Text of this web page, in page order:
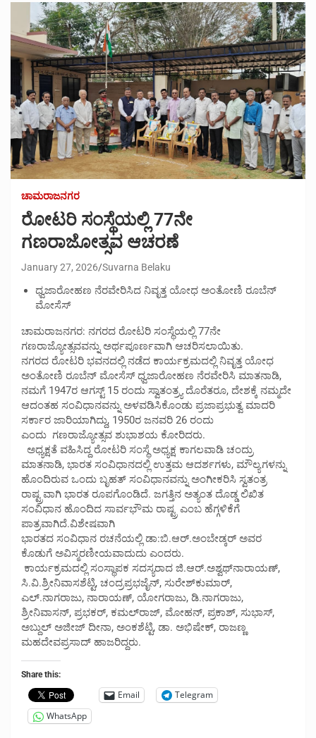
ಚಾಮರಾಜನಗರ
ರೋಟರಿ ಸಂಸ್ಥೆಯಲ್ಲಿ 77ನೇ
ಗಣರಾಜೋತ್ಸವ ಆಚರಣೆ
January 27, 2026 Suvarna Belaku
ಧ್ವಜಾರೋಹಣ ನೆರವೇರಿಸಿದ ನಿವೃತ್ತ ಯೋಧ ಅಂತೋಣಿ ರೂಬೆನ್
ಮೋಸೆಸ್
ಚಾಮರಾಜನಗರ: ನಗರದ ರೋಟರಿ ಸಂಸ್ಥೆಯಲ್ಲಿ 77ನೇ
ಗಣರಾಜ್ಯೋತ್ಸವವನ್ನು ಅರ್ಥಪೂರ್ಣವಾಗಿ ಆಚರಿಸಲಾಯಿತು.
ನಗರದ ರೋಟರಿ ಭವನದಲ್ಲಿ ನಡೆದ ಕಾರ್ಯಕ್ರಮದಲ್ಲಿ ನಿವೃತ್ತ ಯೋಧ
ಅಂತೋಣಿ ರೂಬೆನ್ ಮೋಸೆಸ್ ಧ್ವಜಾರೋಹಣ ನೆರವೇರಿಸಿ ಮಾತನಾಡಿ,
ನಮಗೆ 1947ರ ಆಗಸ್ಟ್ 15 ರಂದು ಸ್ವಾತಂತ್ರ್ಯ ದೊರೆತರೂ, ದೇಶಕ್ಕೆ ನಮ್ಮದೇ
ಆದಂತಹ ಸಂವಿಧಾನವನ್ನು ಅಳವಡಿಸಿಕೊಂಡು ಪ್ರಜಾಪ್ರಭುತ್ವ ಮಾದರಿ
ಸರ್ಕಾರ ಜಾರಿಯಾಗಿದ್ದು, 1950ರ ಜನವರಿ 26 ರಂದು
ಎಂದು ಗಣರಾಜ್ಯೋತ್ಸವ ಶುಭಾಶಯ ಕೋರಿದರು.
ಅಧ್ಯಕ್ಷತೆ ವಹಿಸಿದ್ದ ರೋಟರಿ ಸಂಸ್ಥೆ ಅಧ್ಯಕ್ಷ ಕಾಗಲವಾಡಿ ಚಂದ್ರು
ಮಾತನಾಡಿ, ಭಾರತ ಸಂವಿಧಾನದಲ್ಲಿ ಉತ್ತಮ ಆದರ್ಶಗಳು, ಮೌಲ್ಯಗಳನ್ನು
ಹೊಂದಿರುವ ಒಂದು ಬೃಹತ್ ಸಂವಿಧಾನವನ್ನು ಅಂಗೀಕರಿಸಿ ಸ್ವತಂತ್ರ
ರಾಷ್ಟ್ರವಾಗಿ ಭಾರತ ರೂಪಗೊಂಡಿದೆ. ಜಗತ್ತಿನ ಅತ್ಯಂತ ದೊಡ್ಡ ಲಿಖಿತ
ಸಂವಿಧಾನ ಹೊಂದಿದ ಸಾರ್ವಭೌಮ ರಾಷ್ಟ್ರ ಎಂಬ ಹೆಗ್ಗಳಿಕೆಗೆ
ಪಾತ್ರವಾಗಿದೆ.ವಿಶೇಷವಾಗಿ
ಭಾರತದ ಸಂವಿಧಾನ ರಚನೆಯಲ್ಲಿ ಡಾ:ಬಿ.ಆರ್.ಅಂಬೇಡ್ಕರ್ ಅವರ
ಕೊಡುಗೆ ಅವಿಸ್ಮರಣೀಯವಾದುದು ಎಂದರು.
ಕಾರ್ಯಕ್ರಮದಲ್ಲಿ ಸಂಸ್ಥಾಪಕ ಸದಸ್ಯರಾದ ಜಿ.ಆ‌ರ್.ಅಶ್ವಥ್‌ನಾರಾಯಣ್,
ಸಿ.ವಿ.ಶ್ರೀನಿವಾಸಶೆಟ್ಟಿ, ಚಂದ್ರಪ್ರಭಜೈನ್, ಸುರೇಶ್‌ಕುಮಾ‌ರ್,
ಎಲ್.ನಾಗರಾಜು, ನಾರಾಯಣ್, ಯೋಗರಾಜು, ಡಿ.ನಾಗರಾಜು,
ಶ್ರೀನಿವಾಸನ್, ಪ್ರಭಕರ್, ಕಮಲ್‌ರಾಜ್, ಮೋಹನ್, ಪ್ರಕಾಶ್, ಸುಭಾಸ್,
ಅಬ್ದುಲ್‌ ಅಜೀಜ್ ದೀನಾ, ಅಂಕಶೆಟ್ಟಿ, ಡಾ. ಅಭಿಷೇಕ್, ರಾಜಣ್ಣ
ಮಹದೇವಪ್ರಸಾದ್ ಹಾಜರಿದ್ದರು.
Share this:
Email
Telegram
WhatsApp